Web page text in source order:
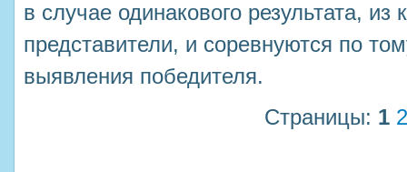
в случае одинакового результата,
представители, и соревнуются по
выявления победителя.
Страницы: 1 2